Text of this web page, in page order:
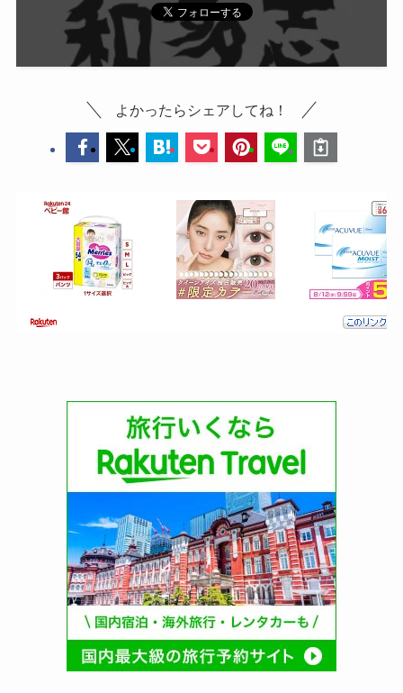
よかったらシェアしてね！